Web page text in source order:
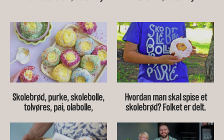
Skolebrød, purke, skolebolle,
tolvøres, pai, olabolle,
skillings…
Hvordan man skal spise et
skolebrød? Folket er delt.